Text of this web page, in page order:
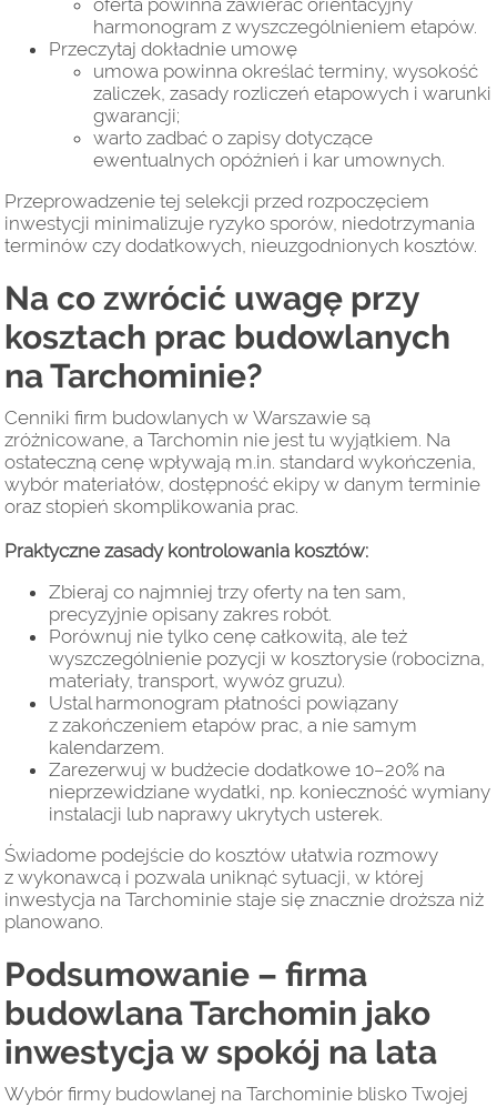
harmonogram z wyszczególnieniem etapów.
Przeczytaj dokładnie umowę
umowa powinna określać terminy, wysokość
zaliczek, zasady rozliczeń etapowych i warunki
gwarancji;
warto zadbać o zapisy dotyczące
ewentualnych opóźnień i kar umownych.
Przeprowadzenie tej selekcji przed rozpoczęciem
inwestycji minimalizuje ryzyko sporów, niedotrzymania
terminów czy dodatkowych, nieuzgodnionych kosztów.
Na co zwrócić uwagę przy
kosztach prac budowlanych
na Tarchominie?
Cenniki firm budowlanych w Warszawie są
zróżnicowane, a Tarchomin nie jest tu wyjątkiem. Na
ostateczną cenę wpływają m.in. standard wykończenia,
wybór materiałów, dostępność ekipy w danym terminie
oraz stopień skomplikowania prac.
Praktyczne zasady kontrolowania kosztów:
Zbieraj co najmniej trzy oferty na ten sam,
precyzyjnie opisany zakres robót.
Porównuj nie tylko cenę całkowitą, ale też
wyszczególnienie pozycji w kosztorysie (robocizna,
materiały, transport, wywóz gruzu).
Ustal harmonogram płatności powiązany
z zakończeniem etapów prac, a nie samym
kalendarzem.
Zarezerwuj w budżecie dodatkowe 10–20% na
nieprzewidziane wydatki, np. konieczność wymiany
instalacji lub naprawy ukrytych usterek.
Świadome podejście do kosztów ułatwia rozmowy
z wykonawcą i pozwala uniknąć sytuacji, w której
inwestycja na Tarchominie staje się znacznie droższa niż
planowano.
Podsumowanie – firma
budowlana Tarchomin jako
inwestycja w spokój na lata
Wybór firmy budowlanej na Tarchominie blisko Twojej